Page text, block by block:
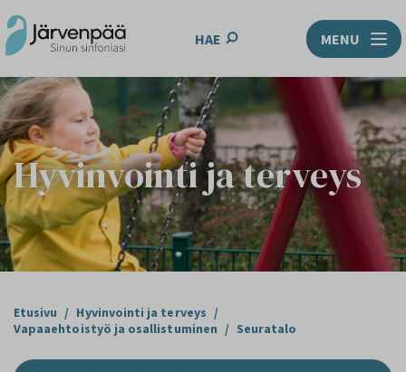
HAE MENU
Hyvinvointi ja terveys
Etusivu / Hyvinvointi ja terveys /
Vapaaehtoistyö ja osallistuminen / Seuratalo